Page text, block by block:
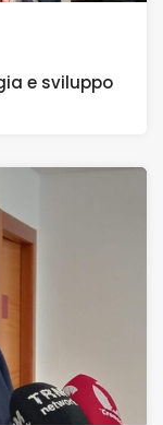
e sviluppo